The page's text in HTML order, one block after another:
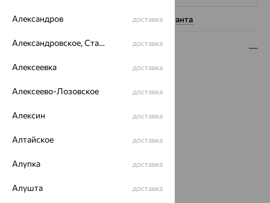
Нужна помощь консультанта
Описание
Вид изделия:
Цвет металла:
Страна происхождения:
РОССИЯ
Бренд:MASTER BRILLIANT
Вес металла:
Александров доставка
Александровское, Ставропольский край доставка
Алексеевка доставка
Алексеево-Лозовское доставка
Алексин доставка
Алтайское доставка
Алупка доставка
Алушта доставка